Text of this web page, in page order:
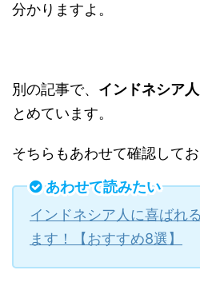
分かりますよ。
別の記事で、 インドネシア
とめています。
そちらもあわせて確認してお
あわせて読みたい
インドネシア人に喜ばれ
ます！【おすすめ8選】